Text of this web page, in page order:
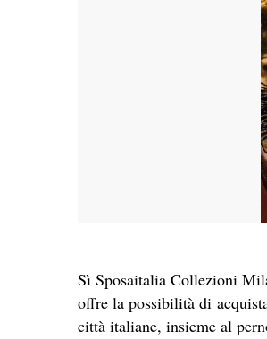
Sì Sposaitalia Collezioni
offre la possibilità di
città italiane, insieme al